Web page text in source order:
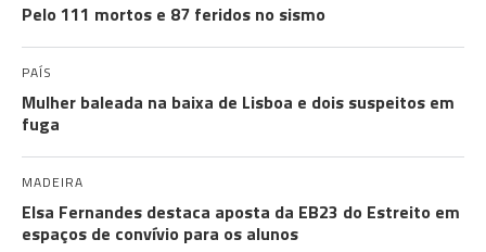
Pelo 111 mortos e 87 feridos no sismo
PAÍS
Mulher baleada na baixa de Lisboa e dois suspeitos em
fuga
MADEIRA
Elsa Fernandes destaca aposta da EB23 do Estreito em
espaços de convívio para os alunos